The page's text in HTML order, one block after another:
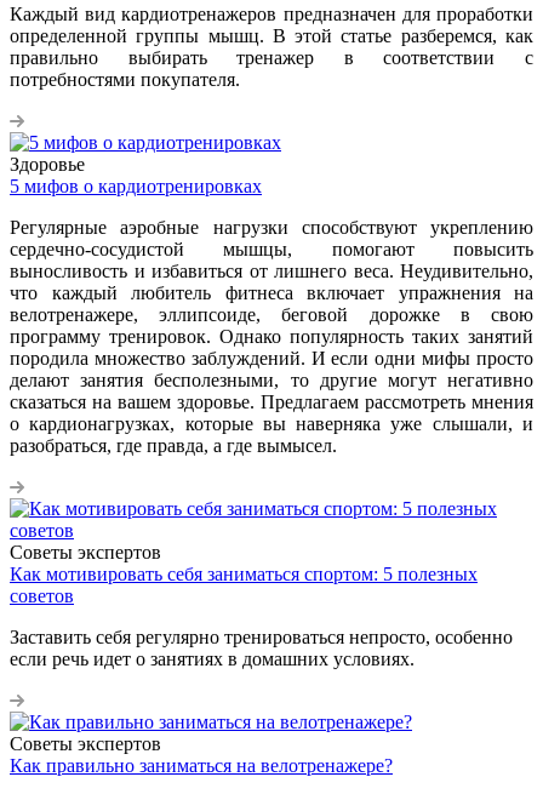
Каждый вид кардиотренажеров предназначен для проработки
определенной группы мышц. В этой статье разберемся, как
правильно выбирать тренажер в соответствии с
потребностями покупателя.
Здоровье
5 мифов о кардиотренировках
Регулярные аэробные нагрузки способствуют укреплению
сердечно-сосудистой мышцы, помогают повысить
выносливость и избавиться от лишнего веса. Неудивительно,
что каждый любитель фитнеса включает упражнения на
велотренажере, эллипсоиде, беговой дорожке в свою
программу тренировок. Однако популярность таких занятий
породила множество заблуждений. И если одни мифы просто
делают занятия бесполезными, то другие могут негативно
сказаться на вашем здоровье. Предлагаем рассмотреть мнения
о кардионагрузках, которые вы наверняка уже слышали, и
разобраться, где правда, а где вымысел.
Советы экспертов
Как мотивировать себя заниматься спортом: 5 полезных
советов
Заставить себя регулярно тренироваться непросто, особенно
если речь идет о занятиях в домашних условиях.
Советы экспертов
Как правильно заниматься на велотренажере?